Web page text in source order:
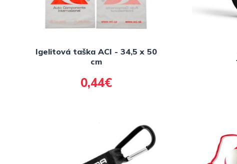
Igelitová taška ACI - 34,5 x 50
cm
0,44€